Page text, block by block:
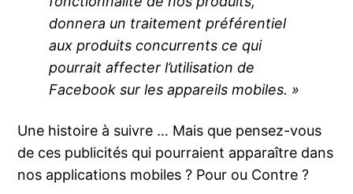
donnera un traitement préférentiel
aux produits concurrents ce qui
pourrait affecter l’utilisation de
Facebook sur les appareils mobiles. »
Une histoire à suivre … Mais que pensez-vous
de ces publicités qui pourraient apparaître dans
nos applications mobiles ? Pour ou Contre ?